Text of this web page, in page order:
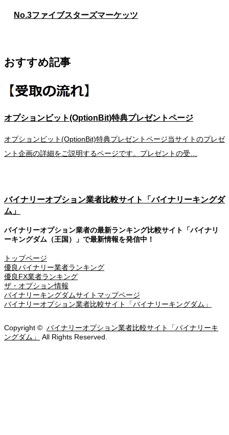
No.3ファイブスターズマーケッツ
おすすめ記事
オプションビット(OptionBit)特典プレゼントページ
オプションビット(OptionBit)特典プレゼントページ当サイトのプレゼ
ント企画の詳細をご説明するページです。プレゼントの受…
バイナリーオプション業者比較サイト「バイナリーキングダ
ム」
バイナリーオプション業者の最新ランキング比較サイト「バイナリ
ーキングダム（王国）」で最新情報を発信中！
トップページ
優良バイナリー業者ランキング
優良FX業者ランキング
ザ・オプション情報
バイナリーキングダムサイトマップページ
バイナリーオプション業者比較サイト「バイナリーキングダム」
Copyright © バイナリーオプション業者比較サイト「バイナリーキ
ングダム」
All Rights Reserved.